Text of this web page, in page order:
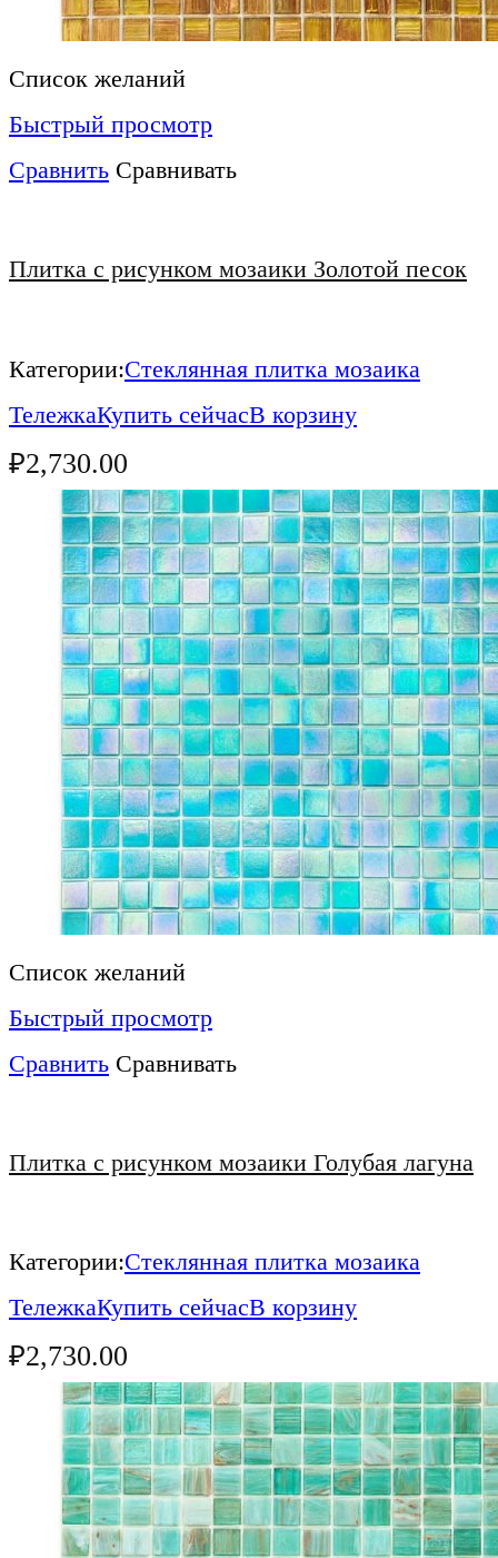
Список желаний
Быстрый просмотр
Сравнить Сравнивать
Плитка с рисунком мозаики Золотой песок
Категории:Стеклянная плитка мозаика
ТележкаКупить сейчасВ корзину
₽2,730.00
Список желаний
Быстрый просмотр
Сравнить Сравнивать
Плитка с рисунком мозаики Голубая лагуна
Категории:Стеклянная плитка мозаика
ТележкаКупить сейчасВ корзину
₽2,730.00